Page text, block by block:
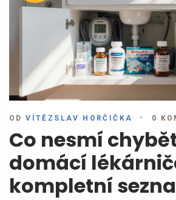
ODVÍTĚZSLAV HORČIČKA 0
Co nesmí
domácí
kompletní